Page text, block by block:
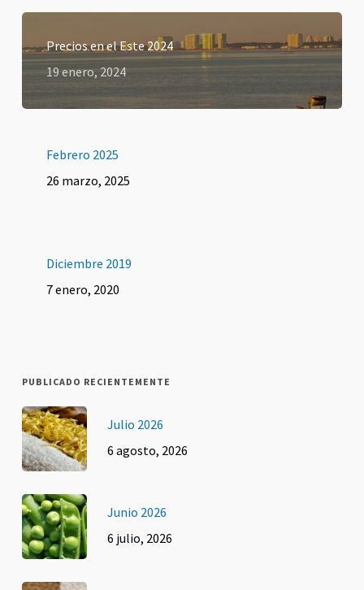
Precios en el Este 2024
19 enero, 2024
Febrero 2025
26 marzo, 2025
Diciembre 2019
7 enero, 2020
PUBLICADO RECIENTEMENTE
Julio 2026
6 agosto, 2026
Junio 2026
6 julio, 2026